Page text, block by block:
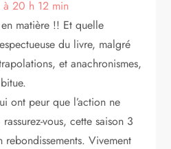
20 h 12 min
matière !! Et quelle
du livre, malgré
et anachronismes,
ont peur que l’action ne
vous, cette saison 3
rebondissements. Vivement